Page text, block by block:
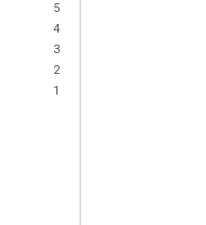
5
4
3
2
1